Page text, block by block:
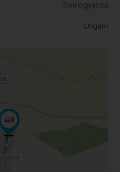
Somogyacsa
Ungarn